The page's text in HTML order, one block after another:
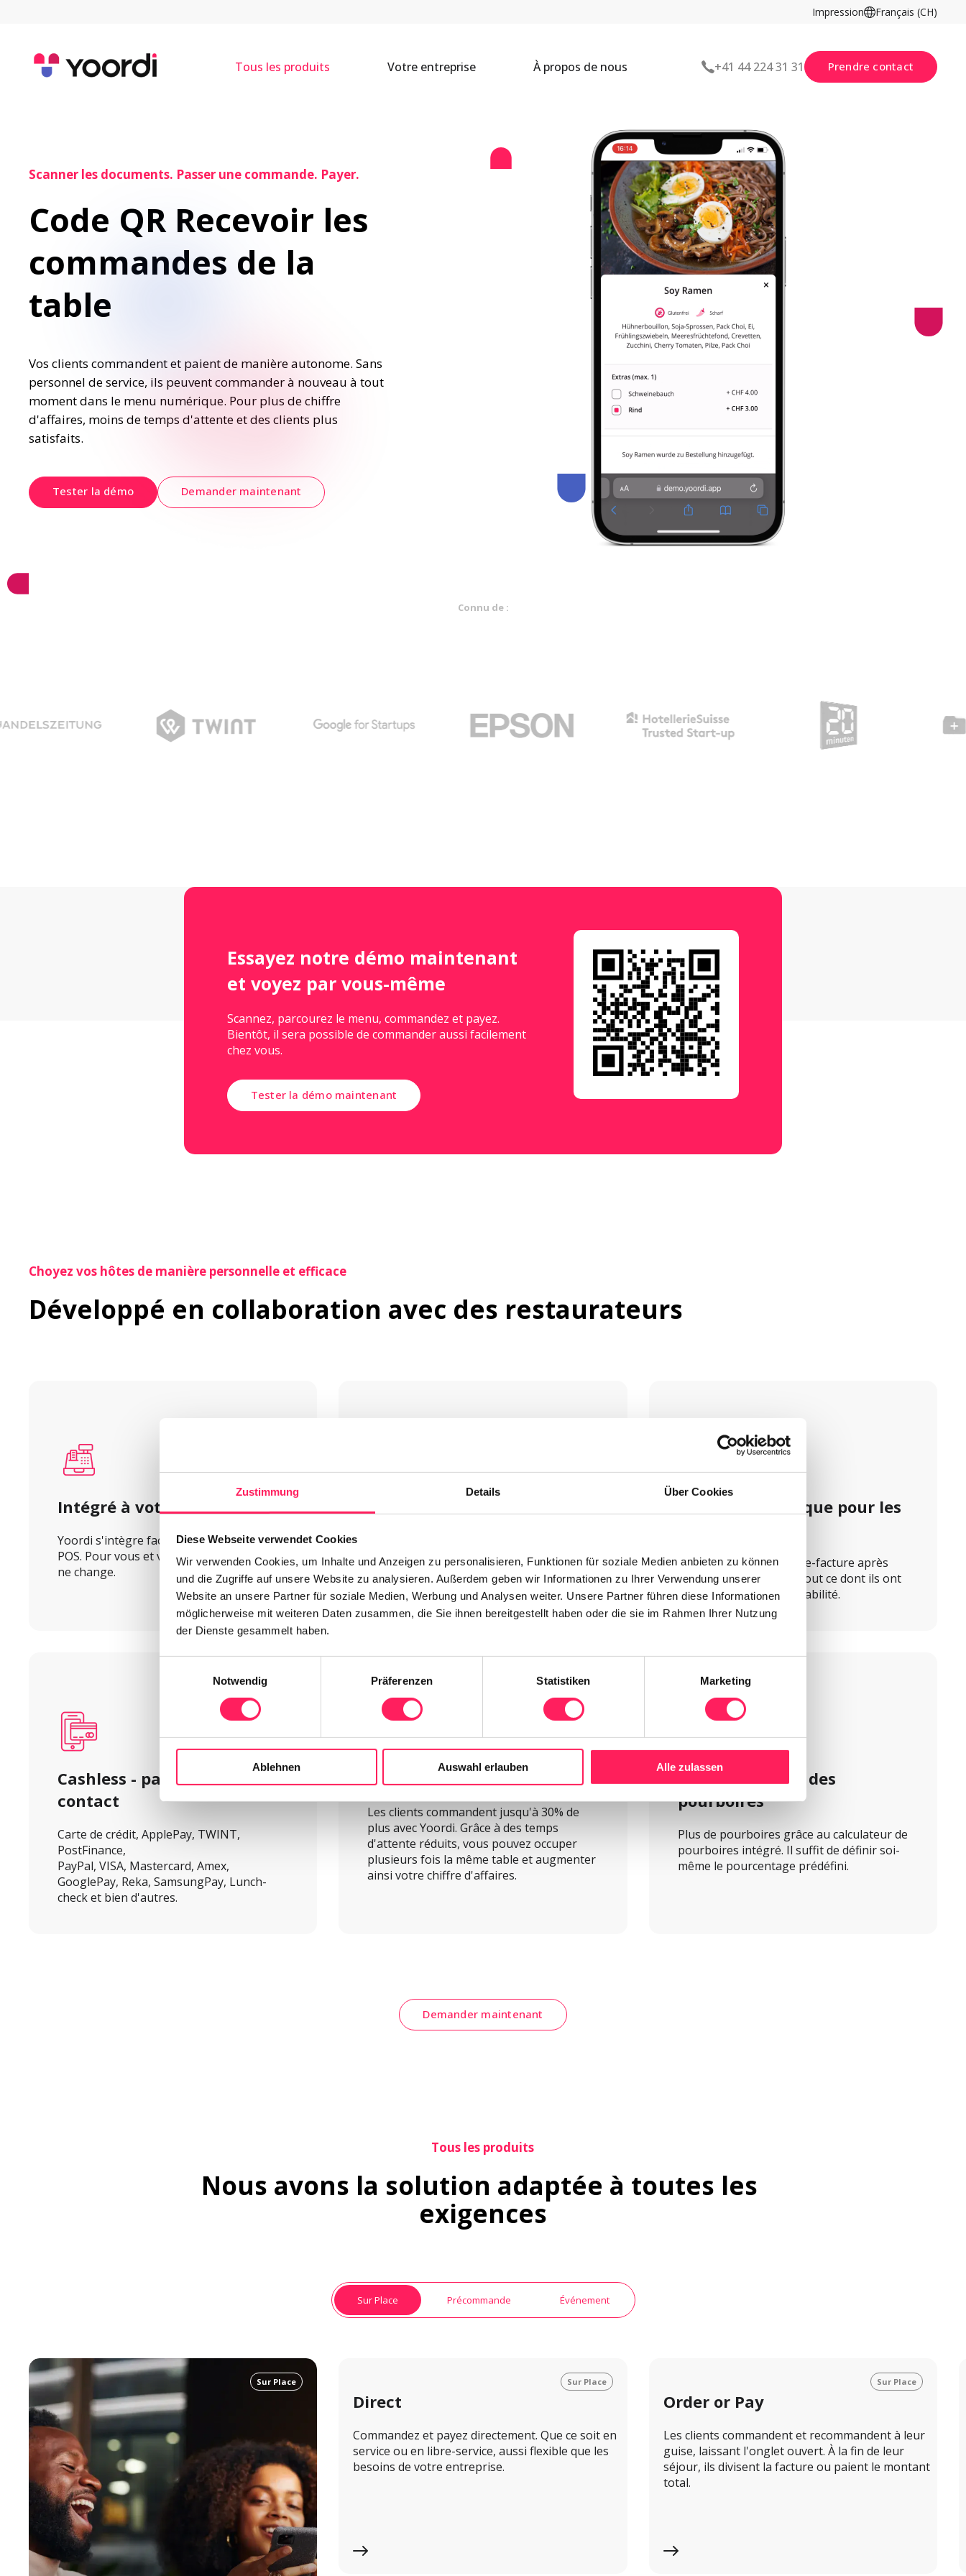
Zustimmung Details Über Cookies
Diese Webseite verwendet Cookies
Wir verwenden Cookies, um Inhalte und Anzeigen zu personalisieren, Funktionen für soziale Medien anbieten zu können
und die Zugriffe auf unsere Website zu analysieren. Außerdem geben wir Informationen zu Ihrer Verwendung unserer
Website an unsere Partner für soziale Medien, Werbung und Analysen weiter. Unsere Partner führen diese Informationen
möglicherweise mit weiteren Daten zusammen, die Sie ihnen bereitgestellt haben oder die sie im Rahmen Ihrer Nutzung
der Dienste gesammelt haben.
Notwendig
Präferenzen Statistiken Marketing
Ablehnen Auswahl erlauben Alle zulassen
Impression Français (CH)
Tous les produits Votre entreprise À propos de nous +41 44 224 31 31 Prendre contact
Scanner les documents. Passer une commande. Payer.
Code QR Recevoir les
commandes de la
table
Vos clients commandent et paient de manière autonome. Sans
personnel de service, ils peuvent commander à nouveau à tout
moment dans le menu numérique. Pour plus de chiffre
d'affaires, moins de temps d'attente et des clients plus
satisfaits.
Tester la démo Demander maintenant
Connu de :
Essayez notre démo maintenant
et voyez par vous-même
Scannez, parcourez le menu, commandez et payez.
Bientôt, il sera possible de commander aussi facilement
chez vous.
Tester la démo maintenant
Choyez vos hôtes de manière personnelle et efficace
Développé en collaboration avec des restaurateurs
Intégré à votre caisse
Yoordi s'intègre facilement dans votre
POS. Pour vous et votre comptabilité, rien
ne change.
Sans frais de matériel
caisse ou votre tablette. Ainsi, vous n'avez
pas besoin de faire d'autres achats de
matériel.
Facture numérique pour les
Il suffit de télécharger l'e-facture après
l'achat. Vos clients ont tout ce dont ils ont
besoin pour leur comptabilité.
Cashless - payer sans
contact
Carte de crédit, ApplePay, TWINT,
PostFinance,
PayPal, VISA, Mastercard, Amex,
GooglePay, Reka, SamsungPay, Lunch-
check et bien d'autres.
Plus de ventes
Les clients commandent jusqu'à 30% de
plus avec Yoordi. Grâce à des temps
d'attente réduits, vous pouvez occuper
plusieurs fois la même table et augmenter
ainsi votre chiffre d'affaires.
Automatisation des
pourboires
Plus de pourboires grâce au calculateur de
pourboires intégré. Il suffit de définir soi-
même le pourcentage prédéfini.
Demander maintenant
Tous les produits
Nous avons la solution adaptée à toutes les
exigences
Sur Place Précommande Événement
Sur Place Sur Place
Direct
Commandez et payez directement. Que ce soit en
service ou en libre-service, aussi flexible que les
besoins de votre entreprise.
Sur Place
Order or Pay
Les clients commandent et recommandent à leur
guise, laissant l'onglet ouvert. À la fin de leur
séjour, ils divisent la facture ou paient le montant
total.